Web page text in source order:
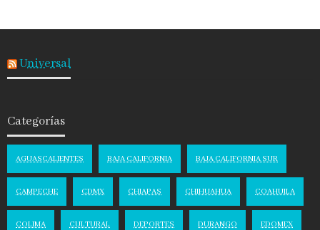
Universal
Categorías
AGUASCALIENTES BAJA CALIFORNIA BAJA CALIFORNIA SUR
CAMPECHE CDMX CHIAPAS CHIHUAHUA COAHUILA
COLIMA CULTURAL DEPORTES DURANGO EDOMEX